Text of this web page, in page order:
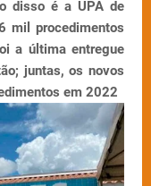
disso é a UPA de
mil procedimentos
a última entregue
juntas, os novos
em 2022